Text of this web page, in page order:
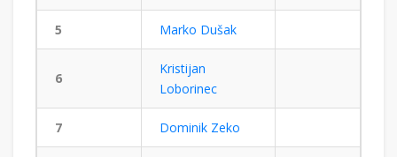
5 Marko Dušak
6
Kristijan
Loborinec
7 Dominik Zeko